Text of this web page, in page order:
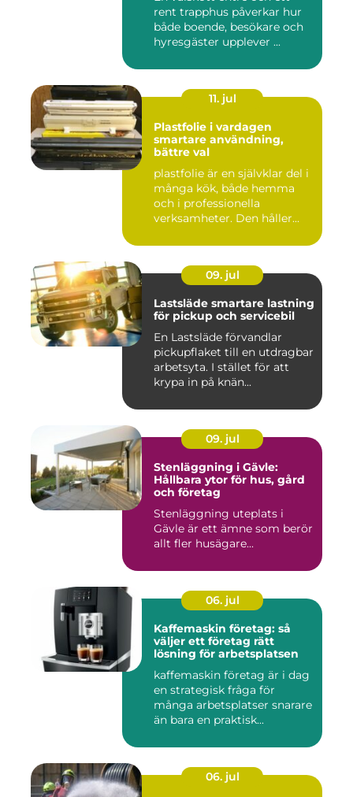
rent trapphus påverkar hur
både boende, besökare och
hyresgäster upplever ...
11. jul
Plastfolie i vardagen
smartare användning,
bättre val
plastfolie är en självklar del i
många kök, både hemma
och i professionella
verksamheter. Den håller...
09. jul
Lastsläde smartare lastning
för pickup och servicebil
En Lastsläde förvandlar
pickupflaket till en utdragbar
arbetsyta. I stället för att
krypa in på knän...
09. jul
Stenläggning i Gävle:
Hållbara ytor för hus, gård
och företag
Stenläggning uteplats i
Gävle är ett ämne som berör
allt fler husägare...
06. jul
Kaffemaskin företag: så
väljer ett företag rätt
lösning för arbetsplatsen
kaffemaskin företag är i dag
en strategisk fråga för
många arbetsplatser snarare
än bara en praktisk...
06. jul